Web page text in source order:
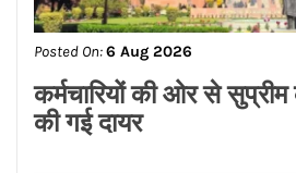
Posted On:6 Aug 2026